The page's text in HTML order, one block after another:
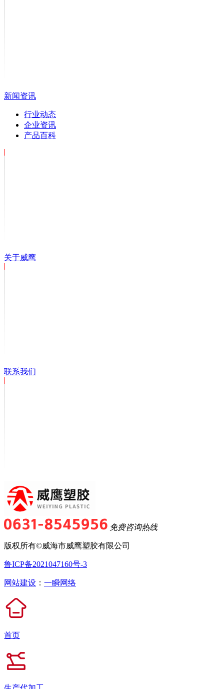
新闻资讯
行业动态
企业资讯
产品百科
关于威鹰
联系我们
免费咨询热线
版权所有©威海市威鹰塑胶有限公司
鲁ICP备2021047160号-3
网站建设 ： 一瞬网络
首页